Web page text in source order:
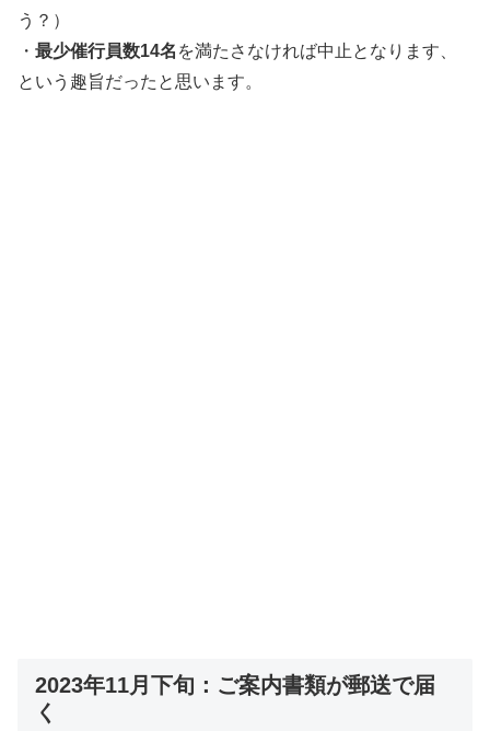
う？）
・ 最少催行員数14名 を満たさなければ中止となります、
という趣旨だったと思います。
2023年11月下旬：ご案内書類が郵送で届
く